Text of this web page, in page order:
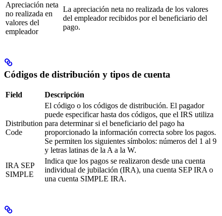
Apreciación neta
no realizada en
valores del
empleador
La apreciación neta no realizada de los valores
del empleador recibidos por el beneficiario del
pago.
Códigos de distribución y tipos de cuenta
Field Descripción
Distribution
Code
El código o los códigos de distribución. El pagador
puede especificar hasta dos códigos, que el IRS utiliza
para determinar si el beneficiario del pago ha
proporcionado la información correcta sobre los pagos.
Se permiten los siguientes símbolos: números del 1 al 9
y letras latinas de la A a la W.
IRA SEP
SIMPLE
Indica que los pagos se realizaron desde una cuenta
individual de jubilación (IRA), una cuenta SEP IRA o
una cuenta SIMPLE IRA.